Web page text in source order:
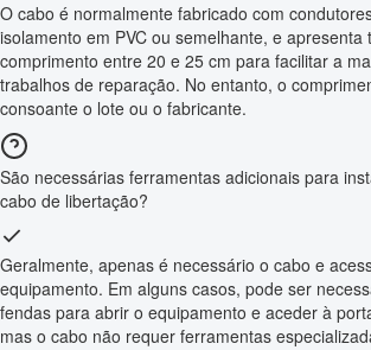
O cabo é normalmente fabricado com
isolamento em PVC ou semelhante, e apresenta
comprimento entre 20 e 25 cm para facilitar a
trabalhos de reparação. No entanto, o
consoante o lote ou o fabricante.
São necessárias ferramentas adicionais para
cabo de libertação?
Geralmente, apenas é necessário o cabo e
equipamento. Em alguns casos, pode ser
fendas para abrir o equipamento e aceder à
mas o cabo não requer ferramentas